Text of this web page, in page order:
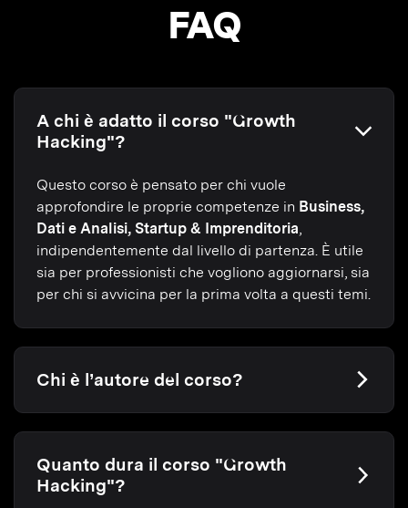
FAQ
A chi è adatto il corso "Growth
Hacking"?
Questo corso è pensato per chi vuole
approfondire le proprie competenze in Business,
Dati e Analisi, Startup & Imprenditoria
indipendentemente dal livello di partenza. È utile
sia per professionisti che vogliono aggiornarsi, sia
per chi si avvicina per la prima volta a questi temi.
Chi è l’autore del corso?
Quanto dura il corso "Growth
Hacking"?